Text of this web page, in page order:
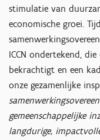
stimulatie van
economische groei.
ICCN ondertekend,
bekrachtigt en een
onze gezamenlijke
gemeenschappelijke
langdurige,